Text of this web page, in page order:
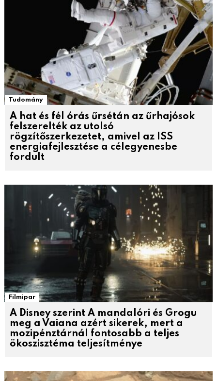
Tudomány
A hat és fél órás űrsétán az űrhajósok
felszerelték az utolsó
rögzítőszerkezetet, amivel az ISS
energiafejlesztése a célegyenesbe
fordult
Filmipar
A Disney szerint A mandalóri és Grogu
meg a Vaiana azért sikerek, mert a
mozipénztárnál fontosabb a teljes
ökoszisztéma teljesítménye